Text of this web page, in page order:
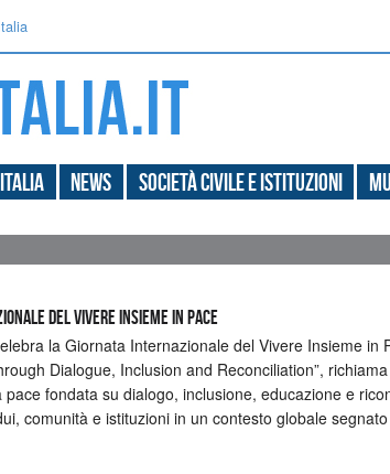
Italia News Società civile e Istituzioni
DEL VIVERE INSIEME IN PACE
la Giornata Internazionale del Vivere Insieme in
Dialogue, Inclusion and Reconciliation”,
pace fondata su dialogo, inclusione, educazione e
comunità e istituzioni in un contesto globale